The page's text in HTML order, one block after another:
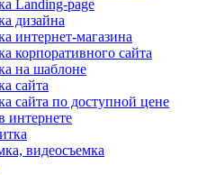
Landing-page
дизайна
интернет-магазина
корпоративного сайта
на шаблоне
сайта
сайта по доступной цене
интернете
видеосъемка